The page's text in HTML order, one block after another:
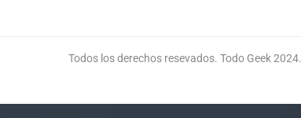
Todos los derechos resevados. Todo Geek 2024.